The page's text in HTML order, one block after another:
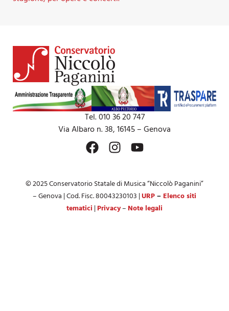
Tel. 010 36 20 747
Via Albaro n. 38, 16145 – Genova
© 2025 Conservatorio Statale di Musica “Niccolò Paganini”
– Genova | Cod. Fisc. 80043230103 |URP– Elenco siti
tematici | Privacy– Note legali